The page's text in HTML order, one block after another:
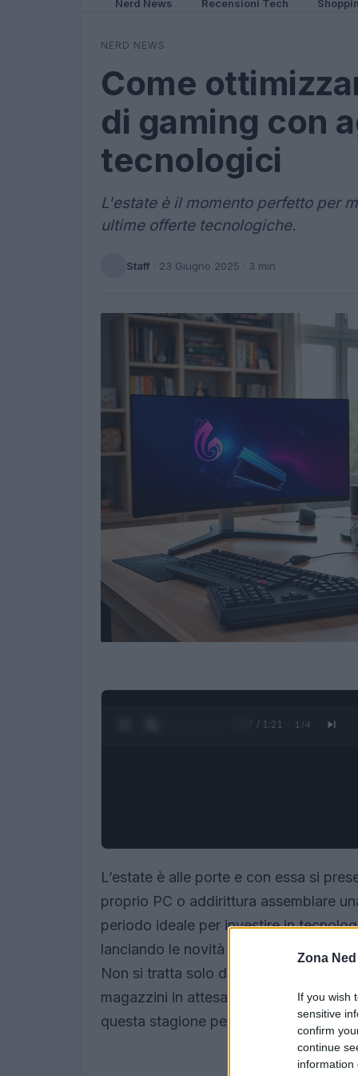
Zona Ned
If you wish
sensitive
confirm
continue
information
Nerd News Recensioni Tech
NERD NEWS
Come
di gaming con
tecnologici
L'estate è il momento perfetto per
ultime offerte tecnologiche.
Staff · 23 Giugno 2025 · 3 min
0:28 / 1:21 1 /4
L’estate è alle porte e con essa si
proprio PC o addirittura assemblare
periodo ideale per investire in
lanciando le novità per il 2025 e i
Non si tratta solo di semplici sconti,
magazzini in attesa delle nuove
questa stagione per ottimizzare la tua